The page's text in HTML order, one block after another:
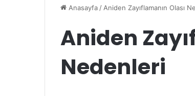
Anasayfa / Aniden Zayıflamanın Olası
Aniden
Nedenleri